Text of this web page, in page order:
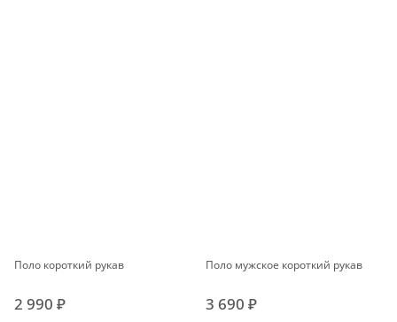
Поло короткий рукав
2 990 ₽
Поло мужское короткий рукав
3 690 ₽